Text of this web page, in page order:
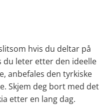
hvis du deltar på
du leter etter den ideelle
anbefales den tyrkiske
Skjem deg bort med det
etter en lang dag.